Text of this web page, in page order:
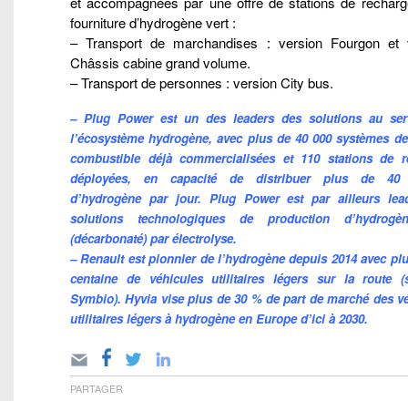
fourniture d’hydrogène vert :
– Transport de marchandises : version Fourgon et
Châssis cabine grand volume.
– Transport de personnes : version City bus.
– Plug Power est un des leaders des solutions au
l’écosystème hydrogène, avec plus de 40 000 systèmes
combustible déjà commercialisées et 110 stations de
déployées, en capacité de distribuer plus de 40
d’hydrogène par jour. Plug Power est par ailleurs
solutions technologiques de production
(décarbonaté) par électrolyse.
– Renault est pionnier de l’hydrogène depuis 2014 avec
centaine de véhicules utilitaires légers sur la route
Symbio). Hyvia vise plus de 30 % de part de marché des
utilitaires légers à hydrogène en Europe d’ici à 2030.
PARTAGER